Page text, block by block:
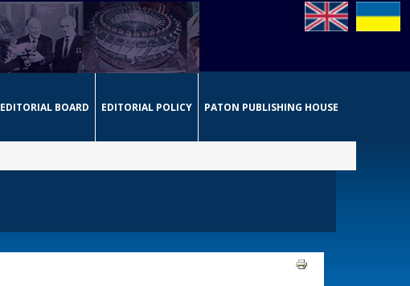
EDITORIAL BOARD EDITORIAL POLICY PATON PUBLISHING HOUSE